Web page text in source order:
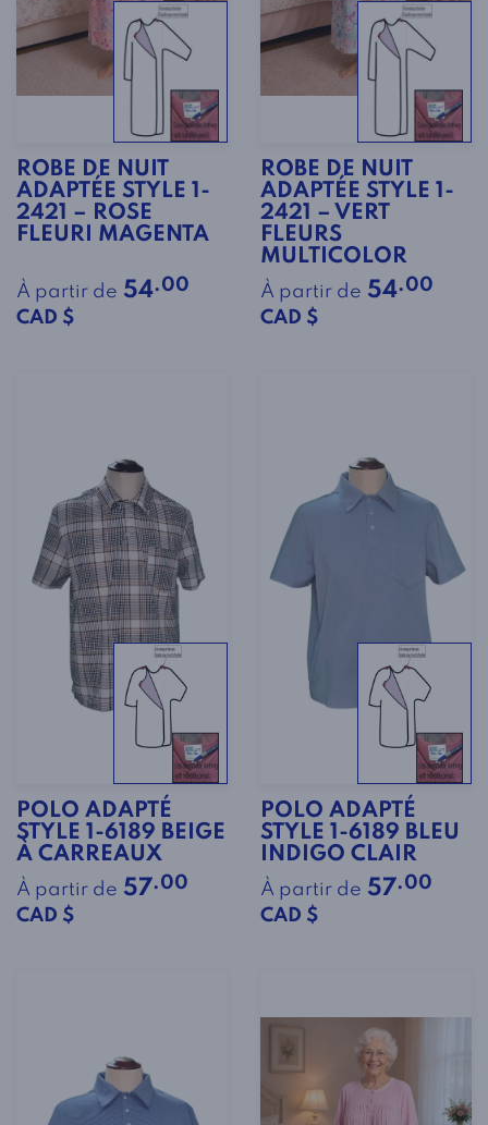
ROBE DE NUIT
ADAPTÉE STYLE 1-
2421 – ROSE
FLEURI MAGENTA
À partir de 54.00
CAD $
ROBE DE NUIT
ADAPTÉE STYLE 1-
2421 – VERT
FLEURS
MULTICOLOR
À partir de 54.00
CAD $
POLO ADAPTÉ
STYLE 1-6189 BEIGE
À CARREAUX
À partir de 57.00
CAD $
POLO ADAPTÉ
STYLE 1-6189 BLEU
INDIGO CLAIR
À partir de 57.00
CAD $